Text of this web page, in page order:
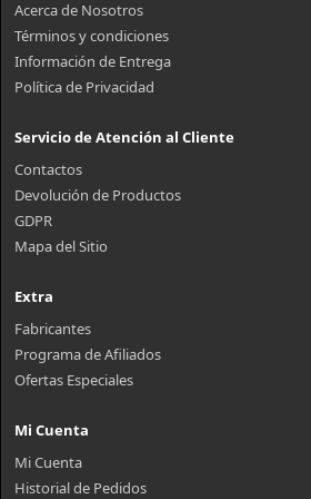
Acerca de Nosotros
Términos y condiciones
Información de Entrega
Política de Privacidad
Servicio de Atención al Cliente
Contactos
Devolución de Productos
GDPR
Mapa del Sitio
Extra
Fabricantes
Programa de Afiliados
Ofertas Especiales
Mi Cuenta
Mi Cuenta
Historial de Pedidos